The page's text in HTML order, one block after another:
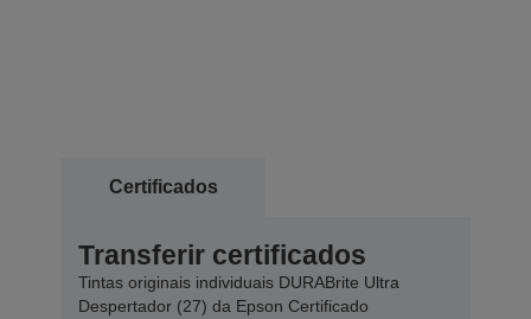
Certificados
Transferir certificados
Tintas originais individuais DURABrite Ultra
Despertador (27) da Epson Certificado